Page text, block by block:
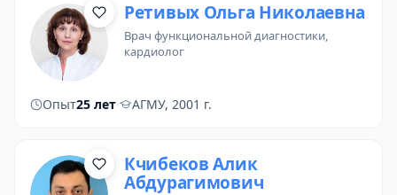
Ретивых Ольга Николаевна
врач функциональной диагностики,
кардиолог
Опыт25 лет· АГМУ, 2001 г.
Кчибеков Алик
Абдурагимович